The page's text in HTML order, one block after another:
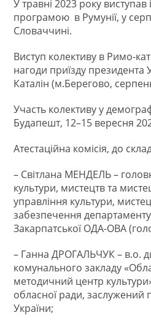
У травні 2023 року
програмою в Румунії, у
Словаччині.
Виступ колективу в Римо-
нагоди приїзду
Каталін (м.Берегово,
Участь колективу у
Будапешт, 12–15 вересня
Атестаційна комісія, до
– Світлана МЕНДЕЛЬ –
культури, мистецтв та
управління культури,
забезпечення
Закарпатської ОДА-ОВА
– Ганна ДРОГАЛЬЧУК – в.о.
комунального закладу
методичний центр
обласної ради, заслужений
України;